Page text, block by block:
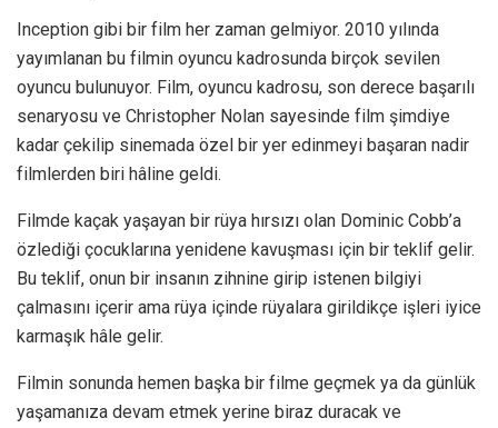
Inception gibi bir film her zaman gelmiyor. 2010 yılında
yayımlanan bu filmin oyuncu kadrosunda birçok sevilen
oyuncu bulunuyor. Film, oyuncu kadrosu, son derece başarılı
senaryosu ve Christopher Nolan sayesinde film şimdiye
kadar çekilip sinemada özel bir yer edinmeyi başaran nadir
filmlerden biri hâline geldi.
Filmde kaçak yaşayan bir rüya hırsızı olan Dominic Cobb’a
özlediği çocuklarına yenidene kavuşması için bir teklif gelir.
Bu teklif, onun bir insanın zihnine girip istenen bilgiyi
çalmasını içerir ama rüya içinde rüyalara girildikçe işleri iyice
karmaşık hâle gelir.
Filmin sonunda hemen başka bir filme geçmek ya da günlük
yaşamanıza devam etmek yerine biraz duracak ve